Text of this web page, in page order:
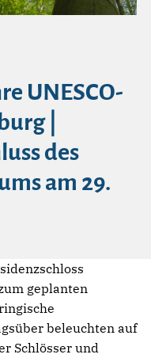
UNESCO-
|
des
am 29.
geplanten
beleuchten auf
Schlösser und